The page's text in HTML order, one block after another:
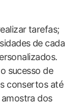
tarefas;
de cada
sucesso‍ de
‌consertos​ até
dos​